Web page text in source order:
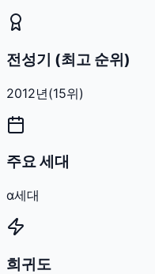
전성기 (최고 순위)
2012년(15위)
주요 세대
α세대
희귀도